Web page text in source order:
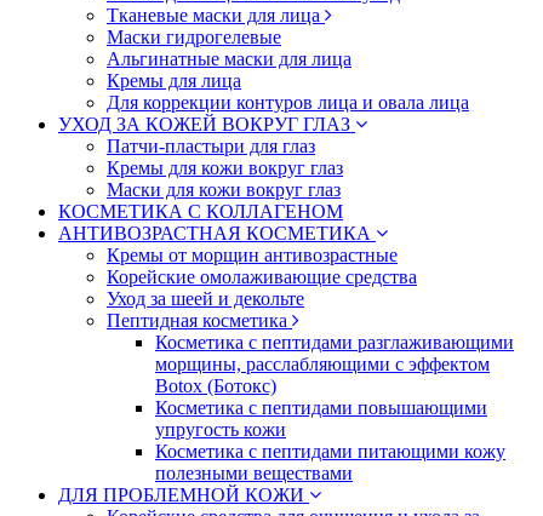
Тканевые маски для лица
Маски гидрогелевые
Альгинатные маски для лица
Кремы для лица
Для коррекции контуров лица и овала лица
УХОД ЗА КОЖЕЙ ВОКРУГ ГЛАЗ
Патчи-пластыри для глаз
Кремы для кожи вокруг глаз
Маски для кожи вокруг глаз
КОСМЕТИКА С КОЛЛАГЕНОМ
АНТИВОЗРАСТНАЯ КОСМЕТИКА
Кремы от морщин антивозрастные
Корейские омолаживающие средства
Уход за шеей и декольте
Пептидная косметика
Косметика с пептидами разглаживающими
морщины, расслабляющими с эффектом
Botox (Ботокс)
Косметика с пептидами повышающими
упругость кожи
Косметика с пептидами питающими кожу
полезными веществами
ДЛЯ ПРОБЛЕМНОЙ КОЖИ